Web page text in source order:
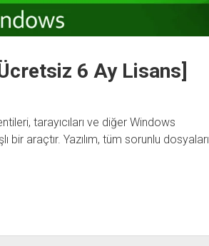
6 Ay Lisans]
tarayıcıları ve diğer Windows
bir araçtır. Yazılım, tüm sorunlu dosyaları